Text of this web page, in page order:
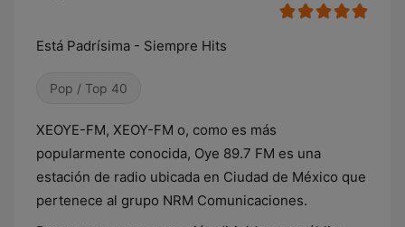
Está Padrísima - Siempre Hits
Pop / Top 40
XEOYE-FM, XEOY-FM o, como es más
popularmente conocida, Oye 89.7 FM es una
estación de radio ubicada en Ciudad de México que
pertenece al grupo NRM Comunicaciones.